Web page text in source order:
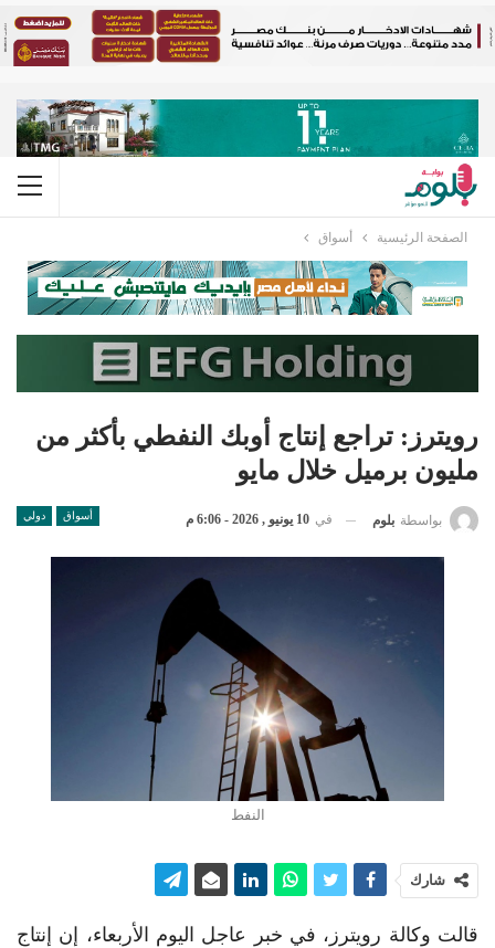
الصفحة الرئيسية أسواق
رويترز: تراجع إنتاج أوبك النفطي بأكثر من
مليون برميل خلال مايو
أسواق دولي بواسطة بلوم في 10 يونيو , 2026 - 6:06 م
النفط
شارك
قالت وكالة رويترز، في خبر عاجل اليوم الأربعاء، إن إنتاج